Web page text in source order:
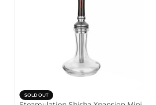
SOLD OUT